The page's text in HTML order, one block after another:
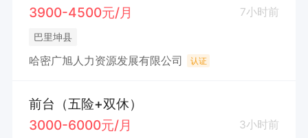
3900-4500元/月
7小时前
巴里坤县
哈密广旭人力资源发展有限公司 认证
前台（五险+双休）
3000-6000元/月
3小时前